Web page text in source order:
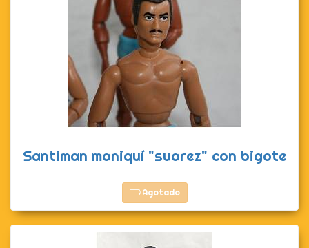
Santiman maniquí "suarez" con bigote
Agotado